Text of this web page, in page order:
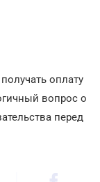
оплату
вопрос о
перед